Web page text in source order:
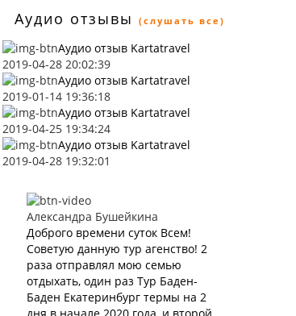
Аудио отзывы (слушать все)
Аудио отзыв Kartatravel
2019-04-28 20:02:39
Аудио отзыв Kartatravel
2019-01-14 19:36:18
Аудио отзыв Kartatravel
2019-04-25 19:34:24
Аудио отзыв Kartatravel
2019-04-28 19:32:01
Александра Бушейкина
Доброго времени суток Всем!
Советую данную тур агенство! 2
раза отправлял мою семью
отдыхать, один раз Тур Баден-
Баден Екатеринбург термы на 2